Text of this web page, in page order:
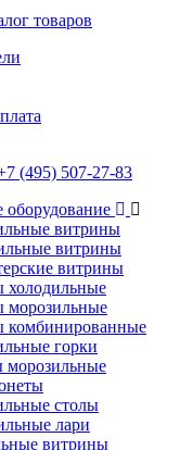
товаров
(495) 507-27-83
оборудование
витрины
витрины
витрины
горки
морозильные
столы
лари
витрины